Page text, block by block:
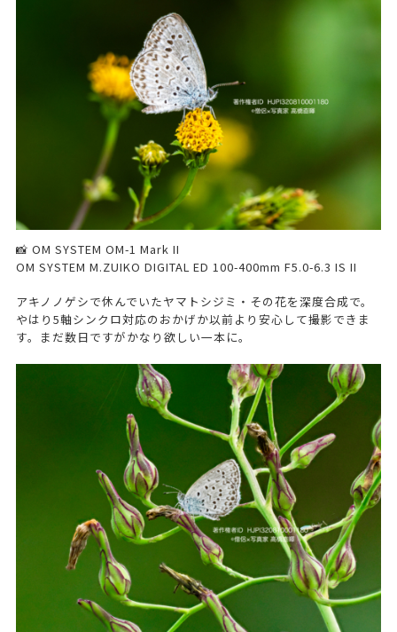
📸 OM SYSTEM OM-1 Mark II
OM SYSTEM M.ZUIKO DIGITAL ED 100-400mm F5.0-6.3 IS II
アキノノゲシで休んでいたヤマトシジミ・その花を深度合成で。
やはり5軸シンクロ対応のおかげか以前より安心して撮影できま
す。まだ数日ですがかなり欲しい一本に。